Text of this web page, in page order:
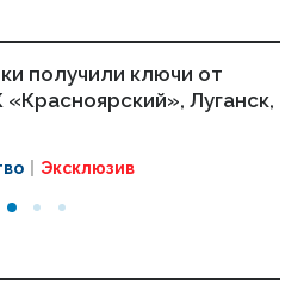
получили ключи от
Луганск,
Эксклюзив